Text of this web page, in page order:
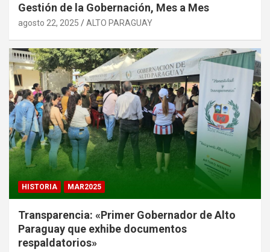
Gestión de la Gobernación, Mes a Mes
agosto 22, 2025 ALTO PARAGUAY
HISTORIA MAR2025
Transparencia: «Primer Gobernador de Alto
Paraguay que exhibe documentos
respaldatorios»